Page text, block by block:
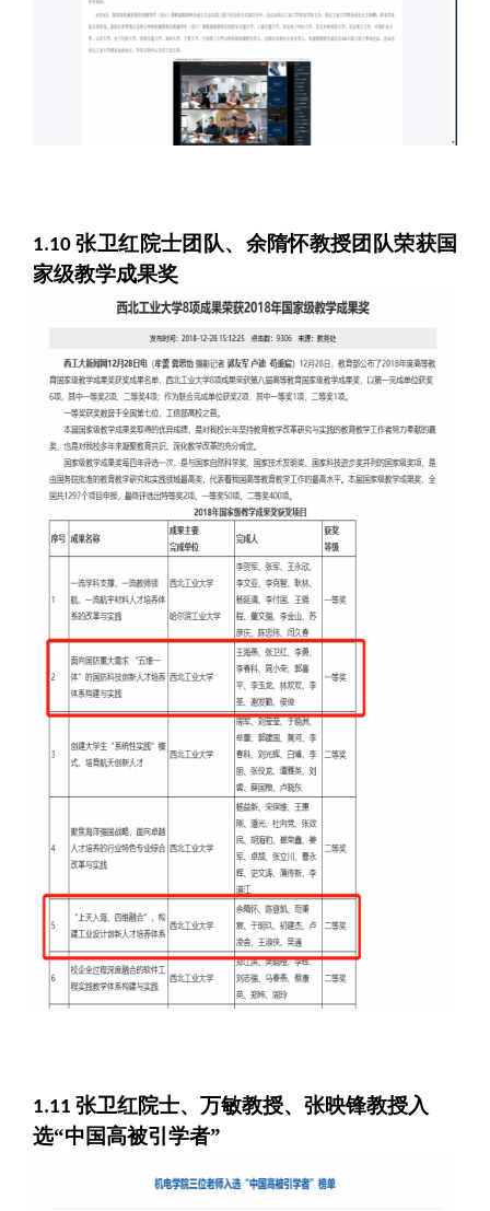
1.10张卫红院士团队、余隋怀教授团队荣获国
家级教学成果奖
1.11 张卫红院士、万敏教授、张映锋教授入
选“中国高被引学者”